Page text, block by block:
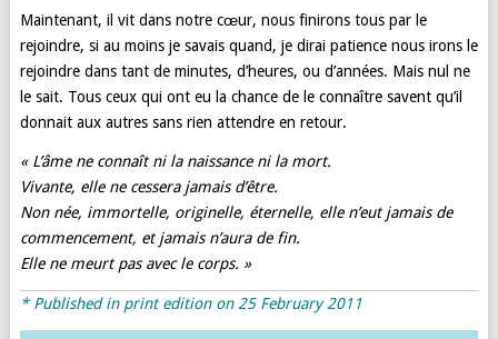
Maintenant, il vit dans notre cœur, nous finirons tous par le
rejoindre, si au moins je savais quand, je dirai patience nous irons le
rejoindre dans tant de minutes, d’heures, ou d’années. Mais nul ne
le sait. Tous ceux qui ont eu la chance de le connaître savent qu’il
donnait aux autres sans rien attendre en retour.
« L’âme ne connaît ni la naissance ni la mort.
Vivante, elle ne cessera jamais d’être.
Non née, immortelle, originelle, éternelle, elle n’eut jamais de
commencement, et jamais n’aura de fin.
Elle ne meurt pas avec le corps. »
* Published in print edition on 25 February 2011